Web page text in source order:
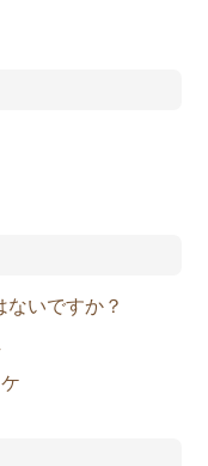
ないですか？